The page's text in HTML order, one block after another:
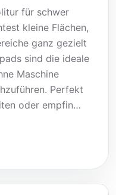
für schwer
kleine Flächen,
ganz gezielt
sind die ideale
Maschine
Perfekt
oder empfin…